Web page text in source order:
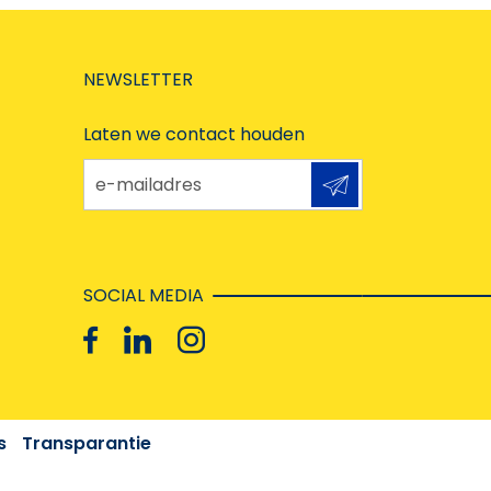
NEWSLETTER
Laten we contact houden
e-mailadres
SOCIAL MEDIA
Transparantie